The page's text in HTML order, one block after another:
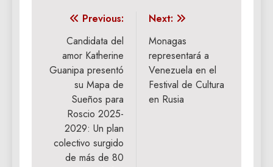
Navegación
entradas
Previous:
Candidata del
amor Katherine
Guanipa presentó
su Mapa de
Sueños para
Roscio 2025-
2029: Un plan
colectivo surgido
de más de 80
Next:
Monagas
representará a
Venezuela en el
Festival de Cultura
en Rusia